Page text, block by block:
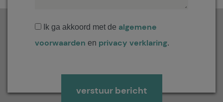
Ik ga akkoord met de algemene
voorwaarden en privacy verklaring.